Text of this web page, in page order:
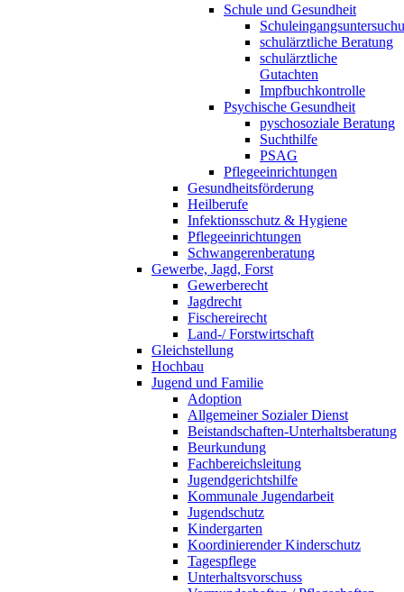
Schule und Gesundheit
schulärztliche Beratung
schulärztliche
Gutachten
Impfbuchkontrolle
Psychische Gesundheit
pyschosoziale Beratung
Suchthilfe
PSAG
Pflegeeinrichtungen
Gesundheitsförderung
Heilberufe
Infektionsschutz & Hygiene
Pflegeeinrichtungen
Schwangerenberatung
Gewerbe, Jagd, Forst
Gewerberecht
Jagdrecht
Fischereirecht
Land-/ Forstwirtschaft
Gleichstellung
Hochbau
Jugend und Familie
Adoption
Allgemeiner Sozialer Dienst
Beistandschaften-Unterhaltsberatung
Beurkundung
Fachbereichsleitung
Jugendgerichtshilfe
Kommunale Jugendarbeit
Jugendschutz
Kindergarten
Koordinierender Kinderschutz
Tagespflege
Unterhaltsvorschuss